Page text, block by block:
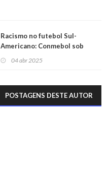
Racismo no futebol Sul-
Americano: Conmebol sob
04 abr 2025
POSTAGENS DESTE AUTOR